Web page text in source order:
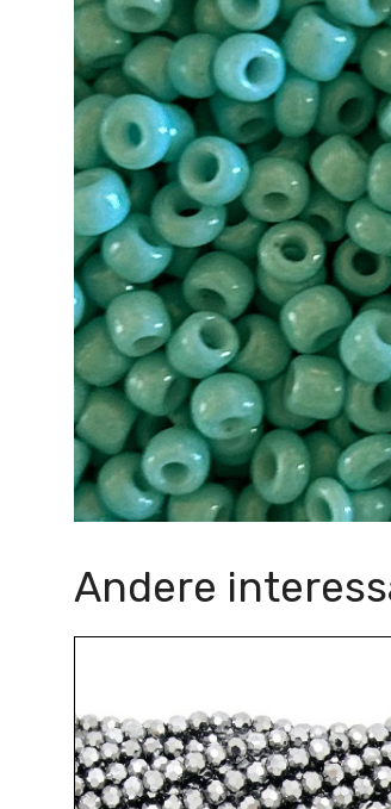
Andere